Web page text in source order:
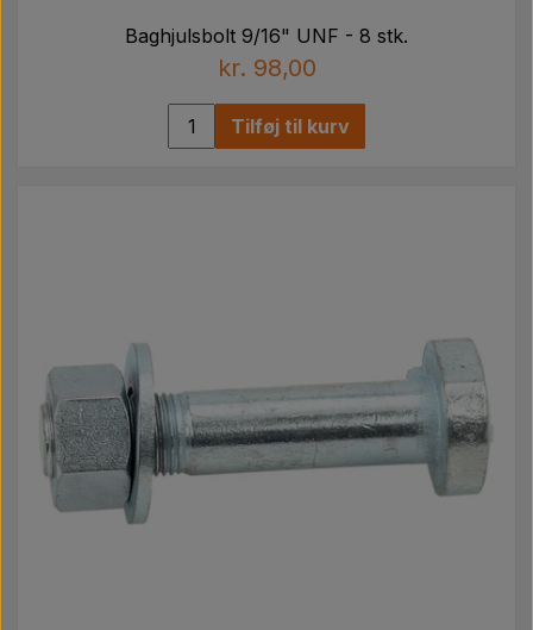
Baghjulsbolt 9/16" UNF - 8 stk.
kr. 98,00
Tilføj til kurv